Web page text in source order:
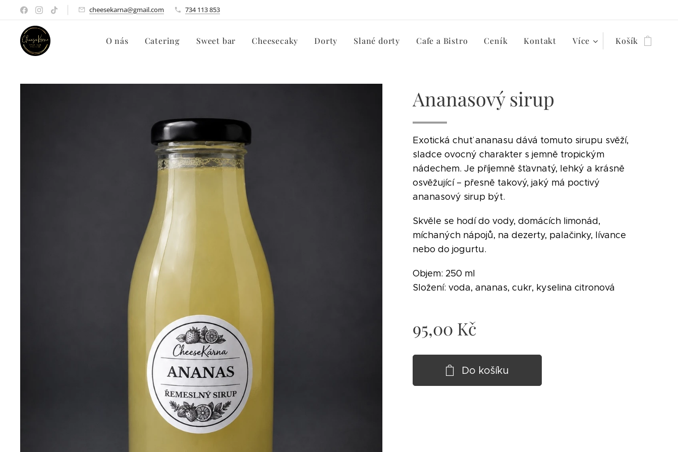
cheesekarna@gmail.com 734 113 853
O nás Catering Sweet bar Cheesecaky Dorty Slané dorty Cafe a Bistro Ceník Kontakt Více Košík
Ananasový sirup
Exotická chuť ananasu dává tomuto sirupu svěží,
sladce ovocný charakter s jemně tropickým
nádechem. Je příjemně šťavnatý, lehký a krásně
osvěžující – přesně takový, jaký má poctivý
ananasový sirup být.
Skvěle se hodí do vody, domácích limonád,
míchaných nápojů, na dezerty, palačinky, lívance
nebo do jogurtu.
Objem: 250 ml
Složení: voda, ananas, cukr, kyselina citronová
95,00 Kč
Do košíku